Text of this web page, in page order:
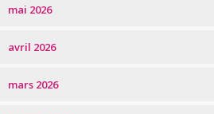
mai 2026
avril 2026
mars 2026